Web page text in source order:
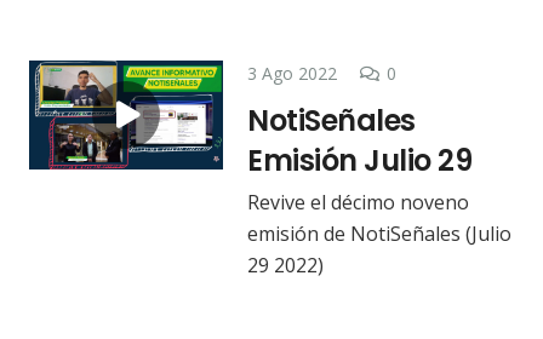
3 Ago 2022 0
NotiSeñales
Emisión Julio 29
Revive el décimo noveno
emisión de NotiSeñales (Julio
29 2022)